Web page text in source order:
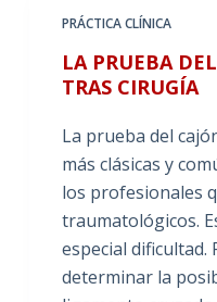
PRÁCTICA CLÍNICA
LA PRUEBA
TRAS CIRUGÍA
La prueba del
más clásicas y
los profesionales
traumatológicos.
especial
determinar la